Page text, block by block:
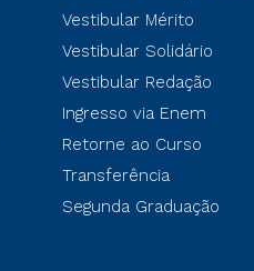
Vestibular Mérito
Vestibular Solidário
Vestibular Redação
Ingresso via Enem
Retorne ao Curso
Transferência
Segunda Graduação